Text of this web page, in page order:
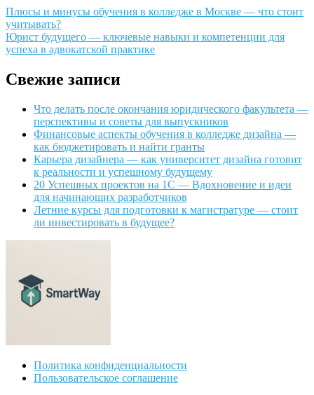
Плюсы и минусы обучения в колледже в Москве — что стоит
учитывать?
Юрист будущего — ключевые навыки и компетенции для
успеха в адвокатской практике
Свежие записи
Что делать после окончания юридического факультета —
перспективы и советы для выпускников
Финансовые аспекты обучения в колледже дизайна —
как бюджетировать и найти гранты
Карьера дизайнера — как университет дизайна готовит
к реальности и успешному будущему
20 Успешных проектов на 1С — Вдохновение и идеи
для начинающих разработчиков
Летние курсы для подготовки к магистратуре — стоит
ли инвестировать в будущее?
Политика конфиденциальности
Пользовательское соглашение